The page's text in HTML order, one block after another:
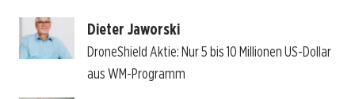
Dieter Jaworski
DroneShield Aktie: Nur 5 bis 10 Millionen US-Dollar
aus WM-Programm